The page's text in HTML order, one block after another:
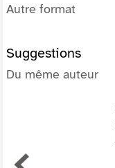
Autre format
Suggestions
Du même auteur